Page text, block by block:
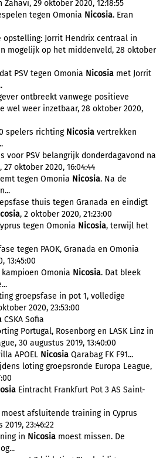
29 oktober 2020, 12:18:55
tegen Omonia Nicosia. Eran
opstelling: Jorrit Hendrix centraal in
mogelijk op het middenveld, 28 oktober
PSV tegen Omonia Nicosia met Jorrit
ontbreekt vanwege positieve
wel weer inzetbaar, 28 oktober 2020,
spelers richting Nicosia vertrekken
voor PSV belangrijk donderdagavond na
oktober 2020, 16:04:44
tegen Omonia Nicosia. Na de
thuis tegen Granada en eindigt
, 2 oktober 2020, 21:23:00
tegen Omonia Nicosia, terwijl het
tegen PAOK, Granada en Omonia
13:45:00
Omonia Nicosia. Dat bleek
groepsfase in pot 1, volledige
2020, 23:53:00
CSKA Sofia
Portugal, Rosenborg en LASK Linz in
30 augustus 2019, 13:40:00
APOEL Nicosia Qarabag FK F91...
loting groepsronde Europa League,
Eintracht Frankfurt Pot 3 AS Saint-
afsluitende training in Cyprus
23:46:22
in Nicosia moest missen. De